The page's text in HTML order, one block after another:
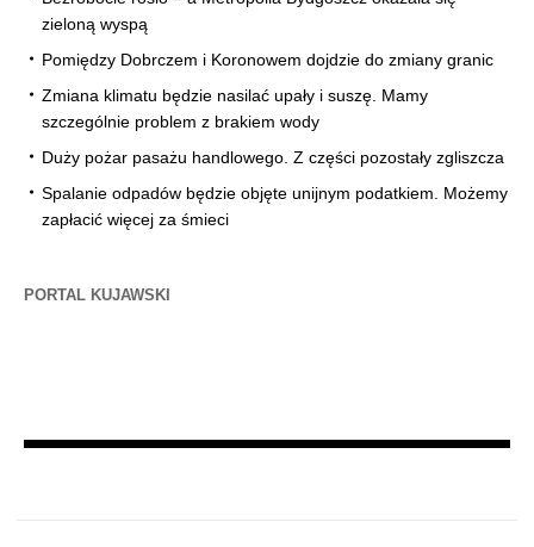
zieloną wyspą
Pomiędzy Dobrczem i Koronowem dojdzie do zmiany granic
Zmiana klimatu będzie nasilać upały i suszę. Mamy
szczególnie problem z brakiem wody
Duży pożar pasażu handlowego. Z części pozostały zgliszcza
Spalanie odpadów będzie objęte unijnym podatkiem. Możemy
zapłacić więcej za śmieci
PORTAL KUJAWSKI